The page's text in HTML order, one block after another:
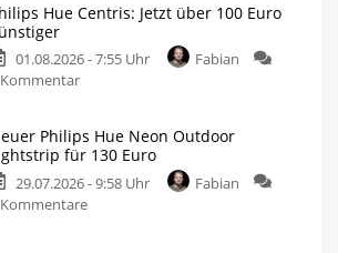
Hue Centris: Jetzt über 100 Euro
01.08.2026 - 7:55 Uhr
Fabian
Philips Hue Neon Outdoor
für 130 Euro
29.07.2026 - 9:58 Uhr
Fabian